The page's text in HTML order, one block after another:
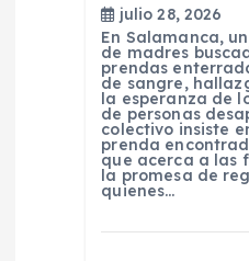
julio 28, 2026
En Salamanca,
de madres
prendas
de sangre,
la esperanza de
de personas
colectivo insiste
prenda
que acerca a las
la promesa de
quienes…